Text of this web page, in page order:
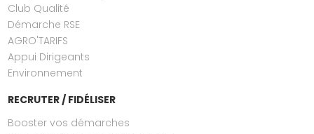
Club Qualité
Démarche RSE
AGRO'TARIFS
Appui Dirigeants
Environnement
RECRUTER / FIDÉLISER
Booster vos démarches